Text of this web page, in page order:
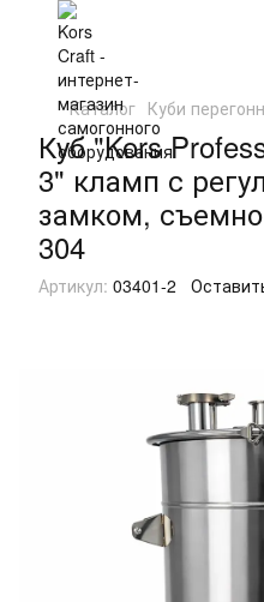
Каталог Куби
Куб "Kors
3" кламп с
замком,
304
Артикул: 03401-2